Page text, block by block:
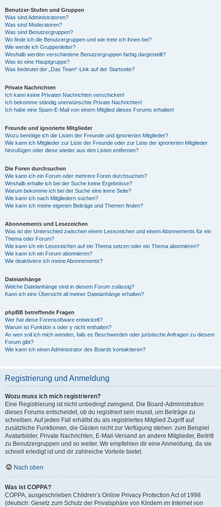
Benutzer-Stufen und Gruppen
Was sind Administratoren?
Was sind Moderatoren?
Was sind Benutzergruppen?
Wo finde ich die Benutzergruppen und wie trete ich ihnen bei?
Wie werde ich Gruppenleiter?
Weshalb werden verschiedene Benutzergruppen farbig dargestellt?
Was ist eine Hauptgruppe?
Was bedeutet der „Das Team“-Link auf der Startseite?
Private Nachrichten
Ich kann keine Privaten Nachrichten verschicken!
Ich bekomme ständig unerwünschte Private Nachrichten!
Ich habe eine Spam-E-Mail von einem Mitglied dieses Forums erhalten!
Freunde und ignorierte Mitglieder
Wozu benötige ich die Listen der Freunde und ignorierten Mitglieder?
Wie kann ich Mitglieder zur Liste der Freunde oder zur Liste der ignorierten Mitglieder
hinzufügen oder diese wieder aus den Listen entfernen?
Die Foren durchsuchen
Wie kann ich ein Forum oder mehrere Foren durchsuchen?
Weshalb erhalte ich bei der Suche keine Ergebnisse?
Warum bekomme ich bei der Suche eine leere Seite?
Wie kann ich nach Mitgliedern suchen?
Wie kann ich meine eigenen Beiträge und Themen finden?
Abonnements und Lesezeichen
Was ist der Unterschied zwischen einem Lesezeichen und einem Abonnements für ein
Thema oder Forum?
Wie kann ich ein Lesezeichen auf ein Thema setzen oder ein Thema abonnieren?
Wie kann ich ein Forum abonnieren?
Wie deaktiviere ich meine Abonnements?
Dateianhänge
Welche Dateianhänge sind in diesem Forum zulässig?
Kann ich eine Übersicht all meiner Dateianhänge erhalten?
phpBB betreffende Fragen
Wer hat diese Forensoftware entwickelt?
Warum ist Funktion x oder y nicht enthalten?
An wen soll ich mich wenden, falls es Beschwerden oder juristische Anfragen zu diesem
Forum gibt?
Wie kann ich einen Administrator des Boards kontaktieren?
Registrierung und Anmeldung
Wozu muss ich mich registrieren?
Eine Registrierung ist nicht unbedingt zwingend. Die Board-Administration
dieses Forums entscheidet, ob du registriert sein musst, um Beiträge zu
schreiben. Auf jeden Fall erhältst du als registriertes Mitglied Zugriff auf
zusätzliche Funktionen, die Gästen nicht zur Verfügung stehen: zum Beispiel
Avatarbilder, Private Nachrichten, E-Mail-Versand an andere Mitglieder, Beitritt
zu Benutzergruppen und so weiter. Wir empfehlen dir eine Anmeldung, da sie
schnell erledigt ist und dir zahlreiche Vorteile bietet.
Nach oben
Was ist COPPA?
COPPA, ausgeschrieben Children’s Online Privacy Protection Act of 1998
(deutsch: Gesetz zum Schutz der Privatsphäre von Kindern im Internet von